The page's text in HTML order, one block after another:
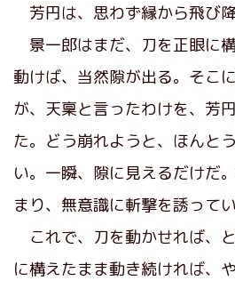
芳円は、思わず縁から飛び降
景一郎はまだ、刀を正眼に
動けば、当然隙が出る。そこ
が、天稟と言ったわけを、芳
た。どう崩れようと、ほんと
い。一瞬、隙に見えるだけだ
まり、無意識に斬撃を誘ってい
これで、刀を動かせれば、
に構えたまま動き続ければ、